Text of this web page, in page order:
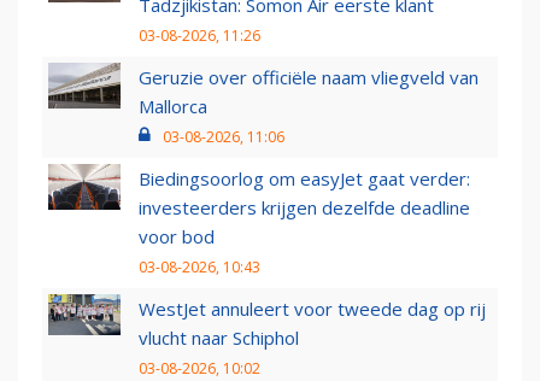
Tadzjikistan: Somon Air eerste klant
03-08-2026, 11:26
Geruzie over officiële naam vliegveld van
Mallorca
03-08-2026, 11:06
Biedingsoorlog om easyJet gaat verder:
investeerders krijgen dezelfde deadline
voor bod
03-08-2026, 10:43
WestJet annuleert voor tweede dag op rij
vlucht naar Schiphol
03-08-2026, 10:02